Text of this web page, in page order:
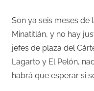
Son ya seis meses de
Minatitlán, y no hay
jefes de plaza del
Lagarto y El Pelón,
habrá que esperar si